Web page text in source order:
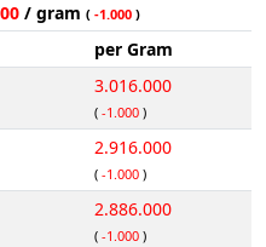
/ gram ( -1.000 )
per Gram
3.016.000
( -1.000 )
2.916.000
( -1.000 )
2.886.000
( -1.000 )